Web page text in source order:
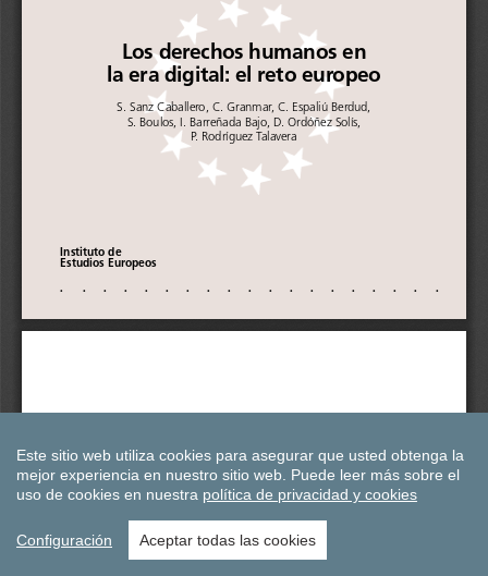
Este sitio web utiliza cookies para asegurar que usted obtenga la
mejor experiencia en nuestro sitio web. Puede leer más sobre el
uso de cookies en nuestra política de privacidad y cookies
Configuración Aceptar todas las cookies